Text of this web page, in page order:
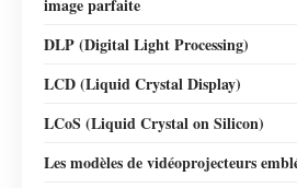
DLP (Digital Light Processing)
LCD (Liquid Crystal Display)
LCoS (Liquid Crystal on Silicon)
Les modèles de vidéoprojecteurs